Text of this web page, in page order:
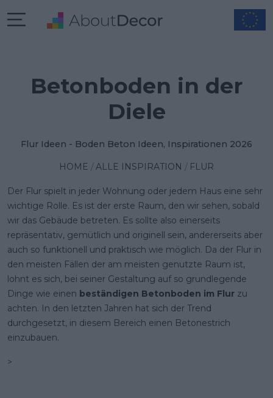
Betonboden in der
Diele
Flur Ideen - Boden Beton Ideen, Inspirationen 2026
HOME ALLE INSPIRATION FLUR
Der Flur spielt in jeder Wohnung oder jedem Haus eine sehr
wichtige Rolle. Es ist der erste Raum, den wir sehen, sobald
wir das Gebäude betreten. Es sollte also einerseits
repräsentativ, gemütlich und originell sein, andererseits aber
auch so funktionell und praktisch wie möglich. Da der Flur in
den meisten Fällen der am meisten genutzte Raum ist,
lohnt es sich, bei seiner Gestaltung auf so grundlegende
Dinge wie einen beständigen Betonboden im Flur zu
achten. In den letzten Jahren hat sich der Trend
durchgesetzt, in diesem Bereich einen Betonestrich
einzubauen.
>